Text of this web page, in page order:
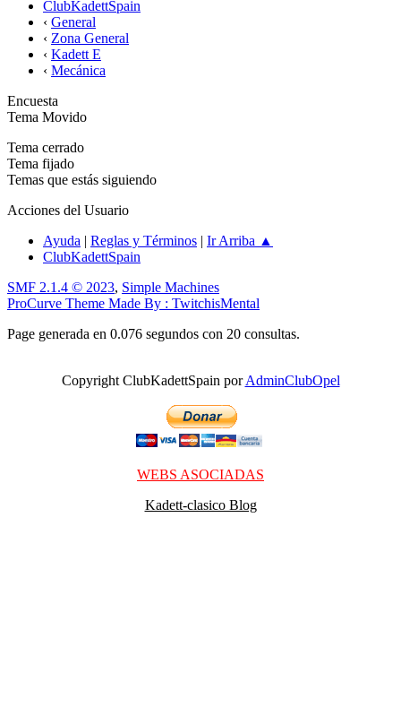
ClubKadettSpain
‹ General
‹ Zona General
‹ Kadett E
‹ Mecánica
Encuesta
Tema Movido
Tema cerrado
Tema fijado
Temas que estás siguiendo
Acciones del Usuario
Ayuda | Reglas y Términos | Ir Arriba ▲
ClubKadettSpain
SMF 2.1.4 © 2023, Simple Machines
ProCurve Theme Made By : TwitchisMental
Page generada en 0.076 segundos con 20 consultas.
Copyright ClubKadettSpain porAdminClubOpel
WEBS ASOCIADAS
Kadett-clasico Blog